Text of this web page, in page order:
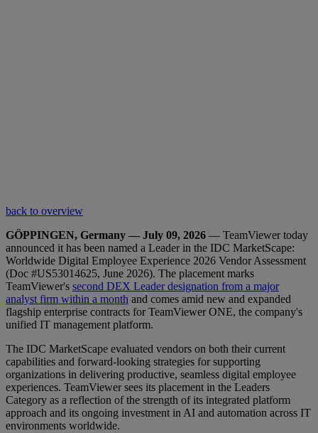
back to overview
GÖPPINGEN, Germany — July 09, 2026 — TeamViewer today
announced it has been named a Leader in the IDC MarketScape:
Worldwide Digital Employee Experience 2026 Vendor Assessment
(Doc #US53014625, June 2026). The placement marks
TeamViewer's second DEX Leader designation from a major
analyst firm within a month and comes amid new and expanded
flagship enterprise contracts for TeamViewer ONE, the company's
unified IT management platform.
The IDC MarketScape evaluated vendors on both their current
capabilities and forward-looking strategies for supporting
organizations in delivering productive, seamless digital employee
experiences. TeamViewer sees its placement in the Leaders
Category as a reflection of the strength of its integrated platform
approach and its ongoing investment in AI and automation across IT
environments worldwide.